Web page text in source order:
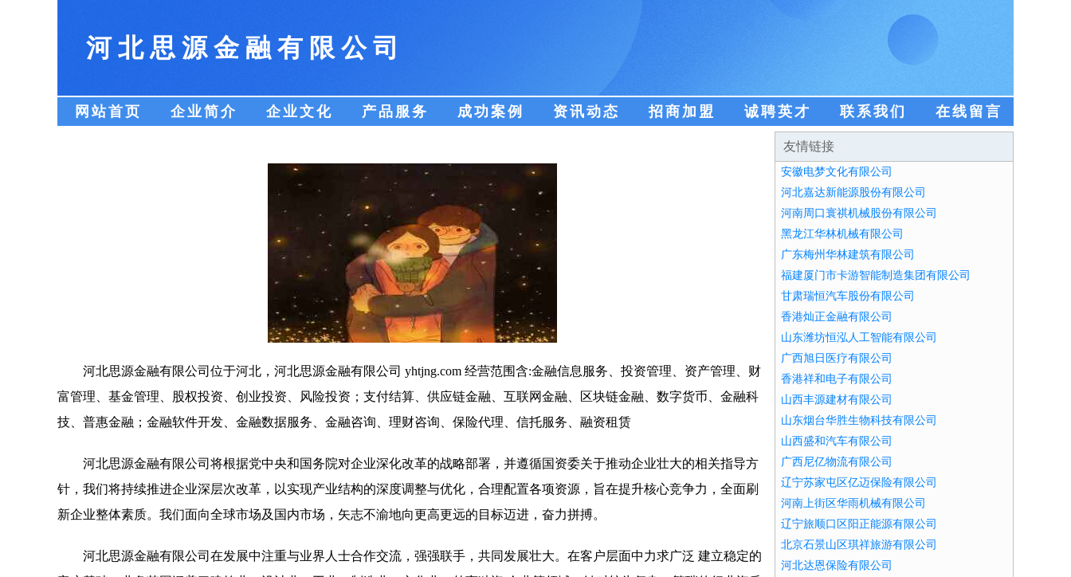
河北思源金融有限公司
网站首页 企业简介 企业文化 产品服务 成功案例 资讯动态 招商加盟 诚聘英才 联系我们 在线留言
河北思源金融有限公司位于河北，河北思源金融有限公司 yhtjng.com 经营范围含:金融信息服务、投资管理、资产管理、财
富管理、基金管理、股权投资、创业投资、风险投资；支付结算、供应链金融、互联网金融、区块链金融、数字货币、金融科
技、普惠金融；金融软件开发、金融数据服务、金融咨询、理财咨询、保险代理、信托服务、融资租赁
河北思源金融有限公司将根据党中央和国务院对企业深化改革的战略部署，并遵循国资委关于推动企业壮大的相关指导方
针，我们将持续推进企业深层次改革，以实现产业结构的深度调整与优化，合理配置各项资源，旨在提升核心竞争力，全面刷
新企业整体素质。我们面向全球市场及国内市场，矢志不渝地向更高更远的目标迈进，奋力拼搏。
河北思源金融有限公司在发展中注重与业界人士合作交流，强强联手，共同发展壮大。在客户层面中力求广泛 建立稳定的
友情链接
安徽电梦文化有限公司
河北嘉达新能源股份有限公司
河南周口寰祺机械股份有限公司
黑龙江华林机械有限公司
广东梅州华林建筑有限公司
福建厦门市卡游智能制造集团有限公司
甘肃瑞恒汽车股份有限公司
香港灿正金融有限公司
山东潍坊恒泓人工智能有限公司
广西旭日医疗有限公司
香港祥和电子有限公司
山西丰源建材有限公司
山东烟台华胜生物科技有限公司
山西盛和汽车有限公司
广西尼亿物流有限公司
辽宁苏家屯区亿迈保险有限公司
河南上街区华雨机械有限公司
辽宁旅顺口区阳正能源有限公司
北京石景山区琪祥旅游有限公司
河北达恩保险有限公司